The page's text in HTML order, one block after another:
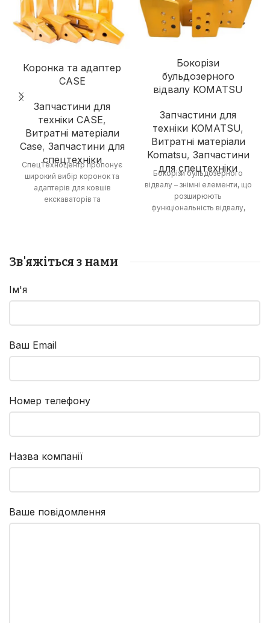
Коронка та адаптер
CASE
Запчастини для
техніки CASE,
Витратні матеріали
Case, Запчастини для
спецтехніки
СпецТехноЦентр пропонує
широкий вибір коронок та
адаптерів для ковшів
екскаваторів та
Бокорізи
бульдозерного
відвалу KOMATSU
Запчастини для
техніки KOMATSU,
Витратні матеріали
Komatsu, Запчастини
для спецтехніки
Бокорізи бульдозерного
відвалу – знімні елементи, що
розширюють
функціональність відвалу,
Зв'яжіться з нами
Ім'я
Ваш Email
Номер телефону
Назва компанії
Ваше повідомлення